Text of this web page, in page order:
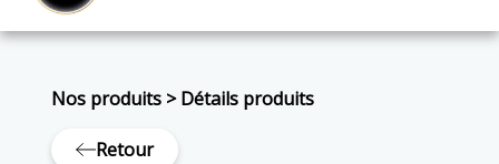
Nos produits>Détails produits
Retour